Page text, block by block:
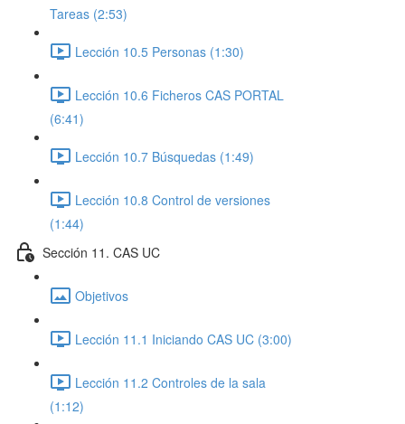
Tareas (2:53)
Lección 10.5 Personas (1:30)
Lección 10.6 Ficheros CAS PORTAL
(6:41)
Lección 10.7 Búsquedas (1:49)
Lección 10.8 Control de versiones
(1:44)
Sección 11. CAS UC
Objetivos
Lección 11.1 Iniciando CAS UC (3:00)
Lección 11.2 Controles de la sala
(1:12)